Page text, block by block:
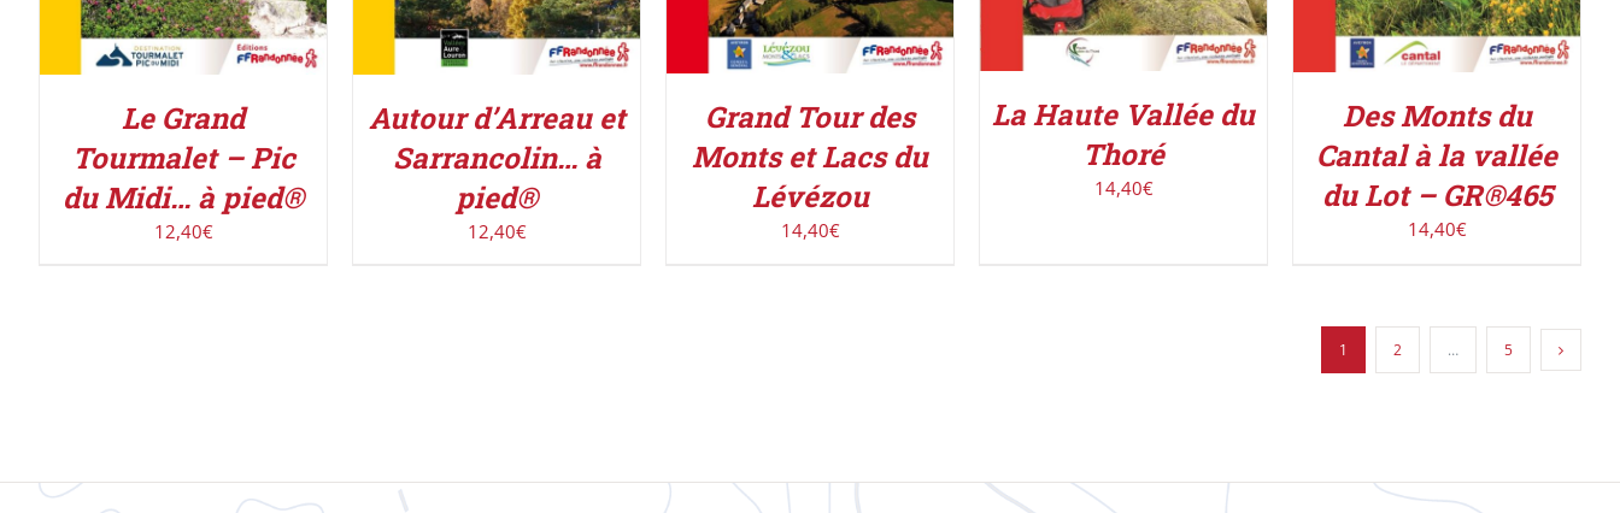
Le Grand
Tourmalet – Pic
du Midi… à pied®
12,40€
Autour d’Arreau et
Sarrancolin… à
pied®
12,40€
Grand Tour des
Monts et Lacs du
Lévézou
14,40€
La Haute Vallée du
Thoré
14,40€
Des Monts du
Cantal à la vallée
du Lot – GR®465
14,40€
1 2 … 5